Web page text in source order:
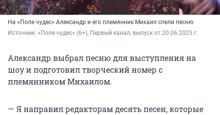
На «Поле чудес» Александр и его племянник Михаил спели песню
Источник: «Поле чудес» (6+), Первый канал, выпуск от 20.06.2025 г.
Александр выбрал песню для выступления на
шоу и подготовил творческий номер с
племянником Михаилом.
— Я направил редакторам десять песен, которые